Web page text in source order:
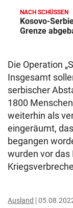
NACH SCHÜSSEN
Kosovo-
Grenze
Die Operation
Insgesamt
serbischer
1800
weiterhin als
eingeräumt,
begangen
wurden vor das
Ausland